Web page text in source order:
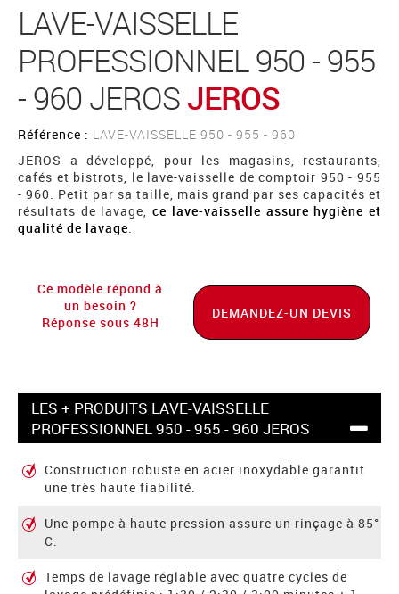
LAVE-VAISSELLE
PROFESSIONNEL 950 - 955
- 960 JEROSJEROS
Référence : LAVE-VAISSELLE 950 - 955 - 960
JEROS a développé, pour les magasins, restaurants,
cafés et bistrots, le lave-vaisselle de comptoir 950 - 955
- 960. Petit par sa taille, mais grand par ses capacités et
résultats de lavage,ce lave-vaisselle assure hygiène et
qualité de lavage.
Ce modèle répond à
un besoin ?
Réponse sous 48H
DEMANDEZ-UN DEVIS
LES + PRODUITS LAVE-VAISSELLE
PROFESSIONNEL 950 - 955 - 960 JEROS
Construction robuste en acier inoxydable garantit
une très haute fiabilité.
Une pompe à haute pression assure un rinçage à 85°
C.
Temps de lavage réglable avec quatre cycles de